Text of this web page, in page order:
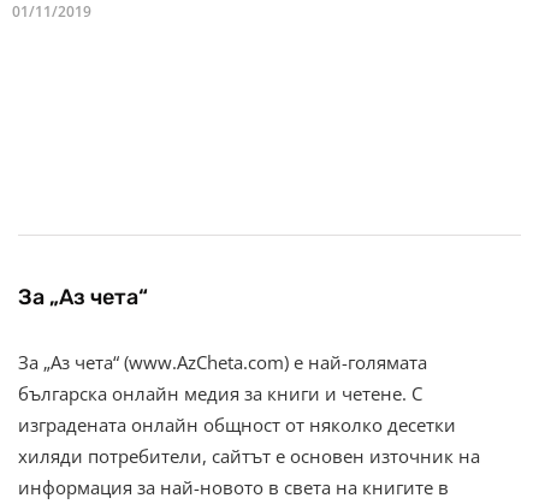
01/11/2019
За „Аз чета“
За „Аз чета“ (www.AzCheta.com) е най-голямата
българска онлайн медия за книги и четене. С
изградената онлайн общност от няколко десетки
хиляди потребители, сайтът е основен източник на
информация за най-новото в света на книгите в